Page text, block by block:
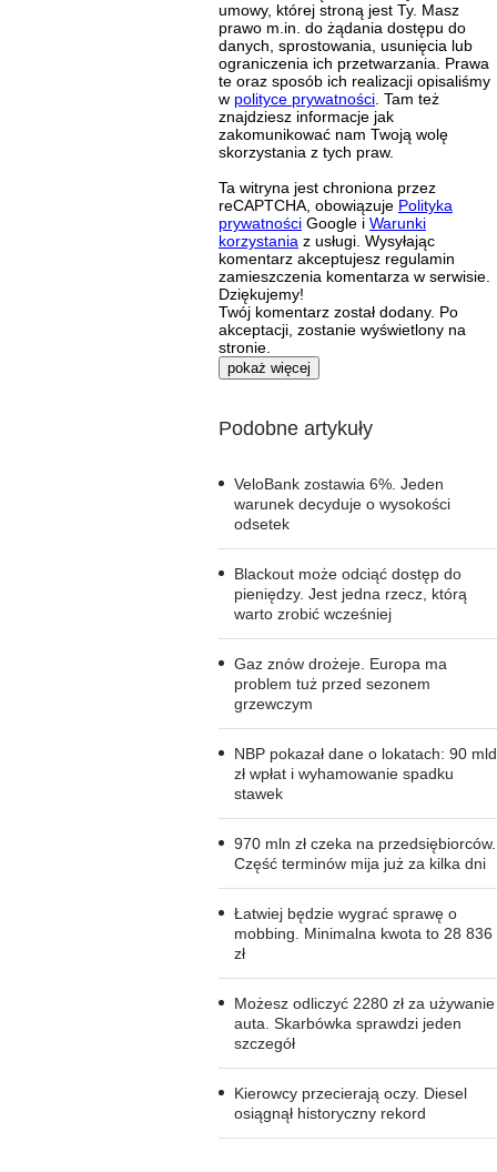
umowy, której stroną jest Ty. Masz
prawo m.in. do żądania dostępu do
danych, sprostowania, usunięcia lub
ograniczenia ich przetwarzania. Prawa
te oraz sposób ich realizacji opisaliśmy
w polityce prywatności . Tam też
znajdziesz informacje jak
zakomunikować nam Twoją wolę
skorzystania z tych praw.
Ta witryna jest chroniona przez
reCAPTCHA, obowiązuje Polityka
prywatności Google i Warunki
korzystania z usługi. Wysyłając
komentarz akceptujesz regulamin
zamieszczenia komentarza w serwisie.
Dziękujemy!
Twój komentarz został dodany. Po
akceptacji, zostanie wyświetlony na
stronie.
pokaż więcej
Podobne artykuły
VeloBank zostawia 6%. Jeden
warunek decyduje o wysokości
odsetek
Blackout może odciąć dostęp do
pieniędzy. Jest jedna rzecz, którą
warto zrobić wcześniej
Gaz znów drożeje. Europa ma
problem tuż przed sezonem
grzewczym
NBP pokazał dane o lokatach: 90 mld
zł wpłat i wyhamowanie spadku
stawek
970 mln zł czeka na przedsiębiorców.
Część terminów mija już za kilka dni
Łatwiej będzie wygrać sprawę o
mobbing. Minimalna kwota to 28 836
zł
Możesz odliczyć 2280 zł za używanie
auta. Skarbówka sprawdzi jeden
szczegół
Kierowcy przecierają oczy. Diesel
osiągnął historyczny rekord